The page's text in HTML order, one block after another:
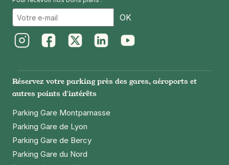
OK
Réservez votre parking près des gares, aéroports et
autres points d'intérêts
Parking Gare Montparnasse
Parking Gare de Lyon
Parking Gare de Bercy
Parking Gare du Nord